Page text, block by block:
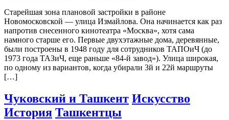
Старейшая зона плановой застройки в районе
Новомосковской — улица Измайлова. Она начинается как раз
напротив снесенного кинотеатра «Москва», хотя сама
намного старше его. Первые двухэтажные дома, деревянные,
были построены в 1948 году для сотрудников ТАПОиЧ (до
1973 года ТАЗиЧ, еще раньше «84-й завод»). Улица широкая,
по одному из вариантов, когда убирали 3й и 22й маршруты
[…]
Чуковский и Ташкент Искусство
История Ташкентцы